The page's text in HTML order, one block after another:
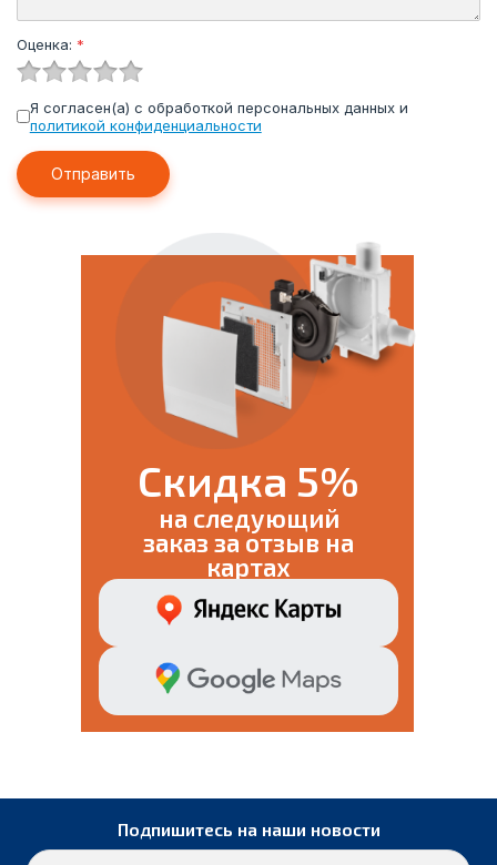
Оценка: *
Я согласен(а) с обработкой персональных данных и
политикой конфиденциальности
Скидка 5%
на следующий
заказ за отзыв на
картах
Подпишитесь на наши новости